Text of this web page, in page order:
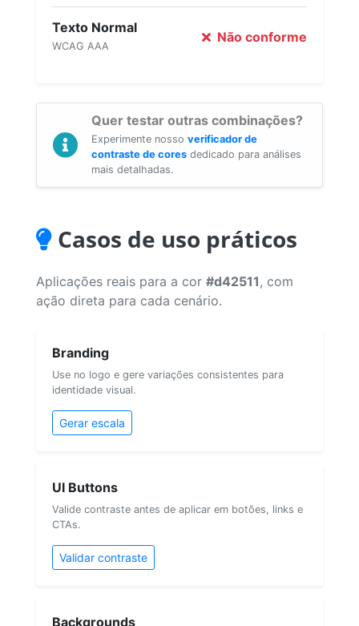
Texto Normal
WCAG AAA
Não conforme
Quer testar outras combinações?
Experimente nosso verificador de
contraste de cores dedicado para análises
mais detalhadas.
Casos de uso práticos
Aplicações reais para a cor #d42511 , com
ação direta para cada cenário.
Branding
Use no logo e gere variações consistentes para
identidade visual.
Gerar escala
UI Buttons
Valide contraste antes de aplicar em botões, links e
CTAs.
Validar contraste
Backgrounds